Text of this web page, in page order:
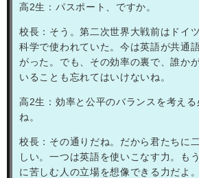
高2生：パスポート、ですか。
校長：そう。第二次世界大戦前はドイ
科学で使われていた。今は英語が共通
がった。でも、その効率の裏で、誰か
いることも忘れてはいけないね。
高2生：効率と公平のバランスを考え
ね。
校長：その通りだね。だから君たちに
しい。一つは英語を使いこなす力。も
に苦しむ人の立場を想像できる力だよ。